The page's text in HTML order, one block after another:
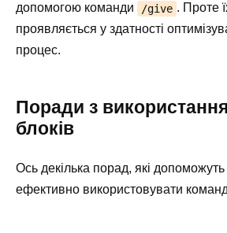
допомогою команди
/give . Проте
проявляється у здатності
процес.
Поради з
блоків
Ось декілька порад, які
ефективно використовувати